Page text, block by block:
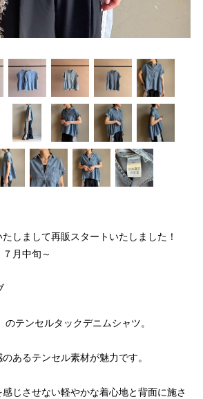
しまして再販スタートいたしました！
月中旬～
テンセルタックデニムシャツ。
あるテンセル素材が魅力です。
じさせない軽やかな着心地と背面に施さ